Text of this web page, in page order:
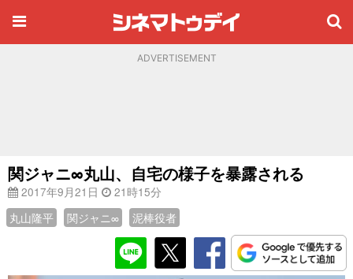
ADVERTISEMENT
関ジャニ∞丸山、自宅の様子を暴露される
2017年9月21日
21時15分
丸山隆平
関ジャニ∞ 泥棒役者